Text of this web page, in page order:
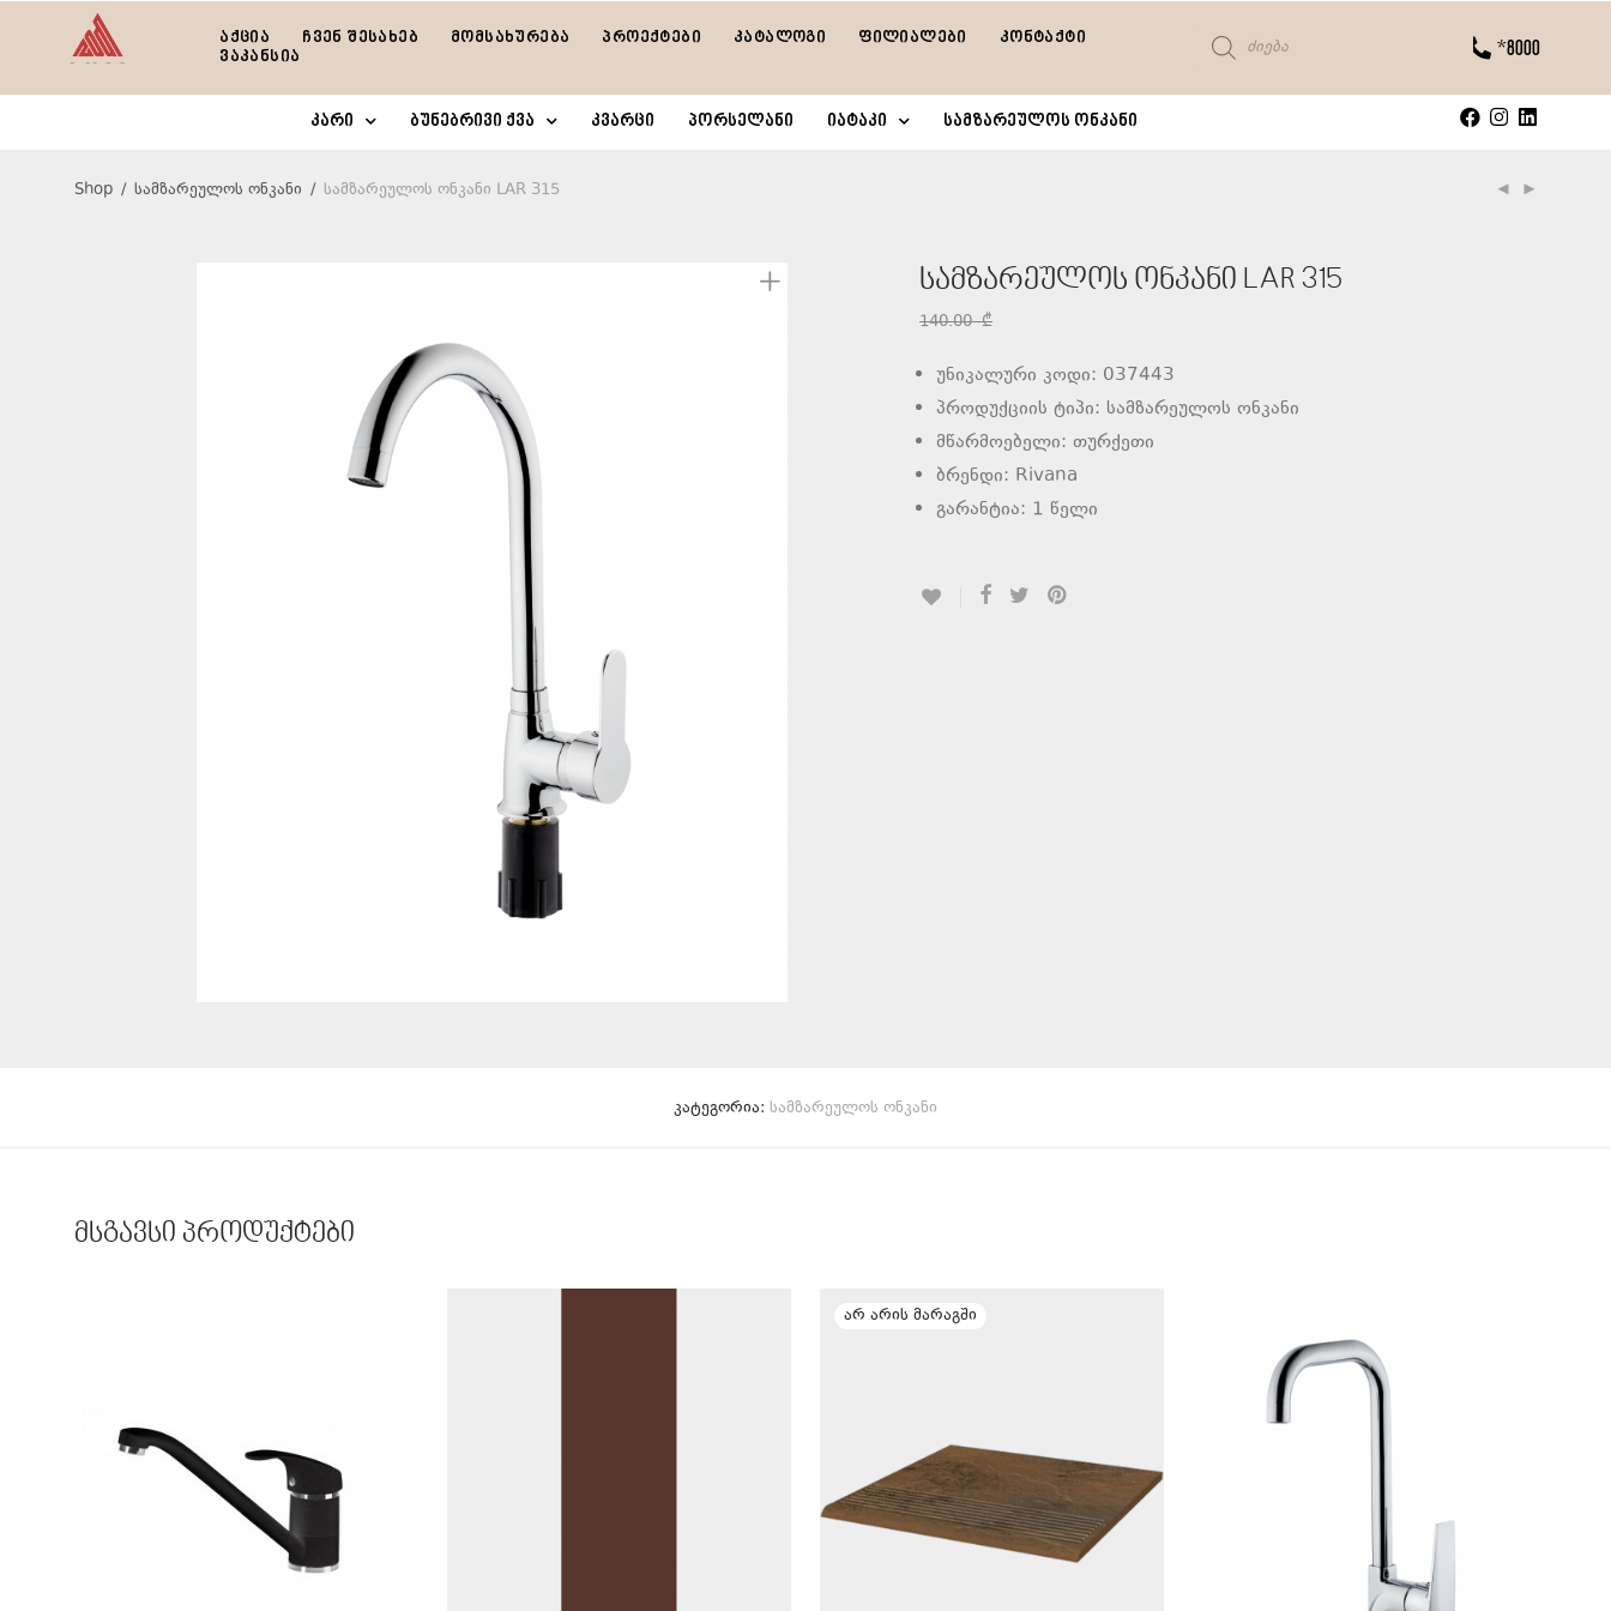
აქცია ჩვენ შესახებ მომსახურება პროექტები კატალოგი ფილიალები
კონტაქტი
ვაკანსია
*8000
კარი ბუნებრივი ქვა კვარცი პორსელანი იატაკი სამზარეულოს ონკანი
Shop / სამზარეულოს ონკანი / სამზარეულოს ონკანი LAR 315
სამზარეულოს ონკანი LAR 315
140.00₾
უნიკალური კოდი: 037443
პროდუქციის ტიპი: სამზარეულოს ონკანი
მწარმოებელი: თურქეთი
ბრენდი: Rivana
გარანტია: 1 წელი
კატეგორია: სამზარეულოს ონკანი
მსგავსი პროდუქტები